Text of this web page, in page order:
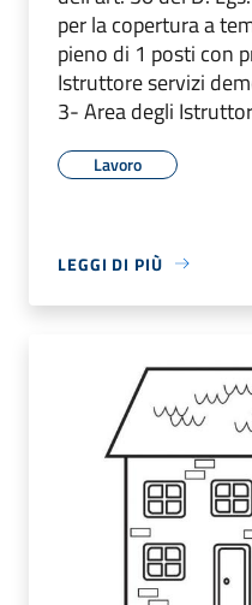
per la copertura a
pieno di 1 posti con
Istruttore servizi
3- Area degli
Lavoro
LEGGI DI PIÙ